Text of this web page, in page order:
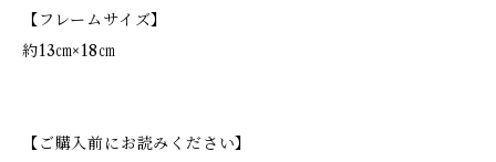
【フレームサイズ】
約13㎝×18㎝
【ご購入前にお読みください】